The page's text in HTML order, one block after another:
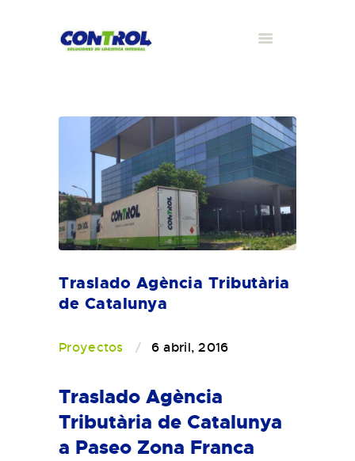
Traslado Agència Tributària
de Catalunya
Proyectos 6 abril, 2016
Traslado Agència
Tributària de Catalunya
a Paseo Zona Franca